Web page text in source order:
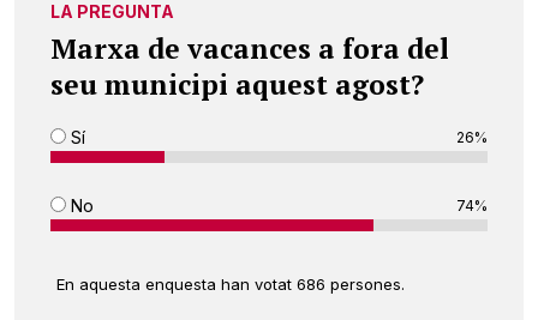
LA PREGUNTA
Marxa de vacances a fora del
seu municipi aquest agost?
Sí 26%
No 74%
En aquesta enquesta han votat 686 persones.